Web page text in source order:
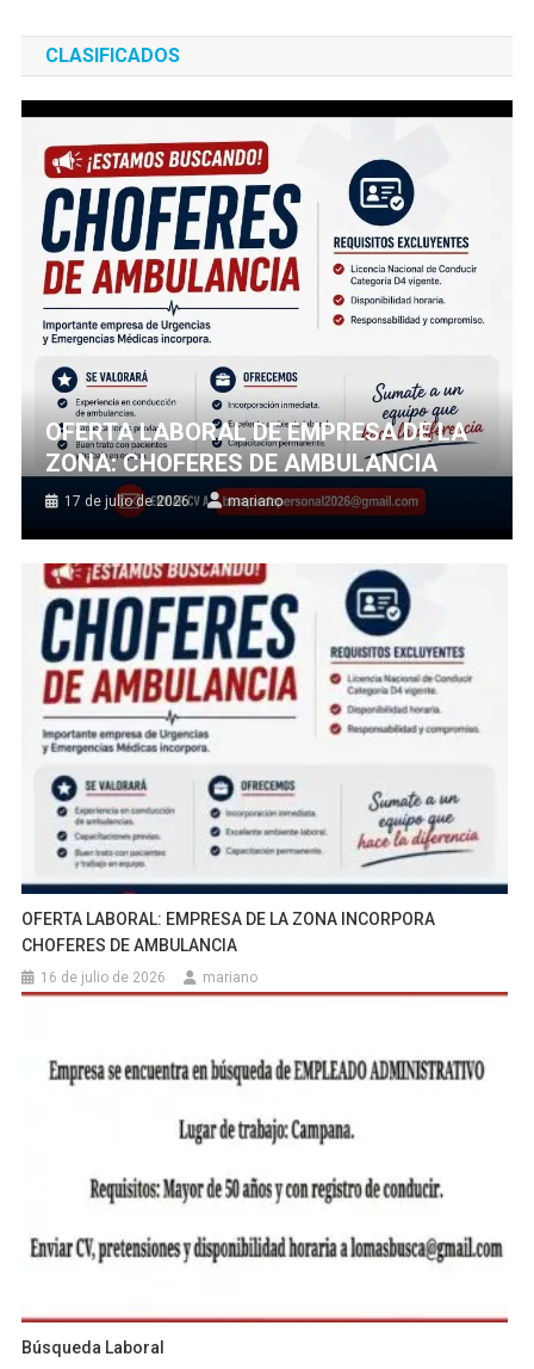
CLASIFICADOS
OFERTA LABORAL DE EMPRESA DE LA
ZONA: CHOFERES DE AMBULANCIA
17 de julio de 2026 mariano
OFERTA LABORAL: EMPRESA DE LA ZONA INCORPORA
CHOFERES DE AMBULANCIA
16 de julio de 2026 mariano
Búsqueda Laboral